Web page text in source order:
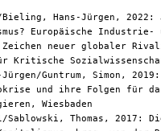
Bieling, Hans-Jürgen, 2022:
Europäische
neuer globaler
Guntrum, Simon,
und ihre Folgen für
Wiesbaden
Sablowski, Thomas, 2017: